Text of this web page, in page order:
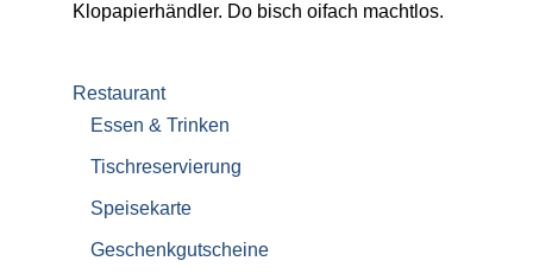
Klopapierhändler. Do bisch oifach machtlos.
Restaurant
Essen & Trinken
Tischreservierung
Speisekarte
Geschenkgutscheine